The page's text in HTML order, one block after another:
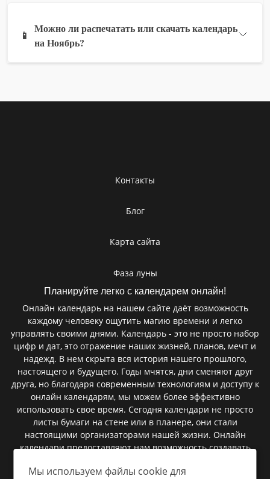
📱
Можно ли распечатать или скачать календарь
на Ноябрь?
Контакты
Блог
Карта сайта
Фаза луны
Планируйте легко с календарем онлайн!
Онлайн календарь на нашем сайте даёт возможность
каждому человеку ощутить магию времени и легко
управлять своими днями. Календарь - это не просто набор
цифр и дат, это отражение наших жизней, планов, мечт и
надежд. В нем скрыта вся история нашего прошлого,
настоящего и будущего. Годы мчятся, дни сменяют друг
друга, но благодаря современным технологиям и доступу к
онлайн календарям, мы можем более эффективно
использовать свое время. Сегодня календари не просто
листы бумаги на стене или в планере, они стали
настоящими организаторами нашей жизни. Онлайн
календари предоставляют нам возможность создавать
напоминания и следить за важными событиями. В них
Мы используем файлы cookie для